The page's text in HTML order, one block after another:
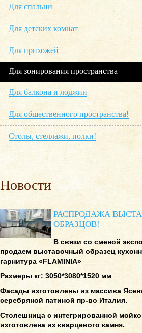
Для спальни
Для детских комнат
Для прихожей
Для зонирования пространства
Для балкона и лоджии
Для общественного пространства!
Столы, стеллажи, полки!
Новости
РАСПРОДАЖА
ОБРАЗЦОВ!
В связи со сменой
продаем выставочный образец
гарнитура «FLAMINIA»
Размеры кг: 3050*3080*1520 мм
Фасады изготовлены из массива
серебряной патиной пр-во Италия.
Столешница с интегрированной
изготовлена из кварцевого камня.